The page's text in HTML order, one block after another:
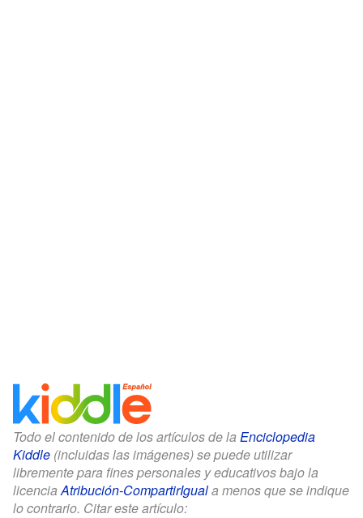
Todo el contenido de los artículos de la Enciclopedia
Kiddle (incluidas las imágenes) se puede utilizar
libremente para fines personales y educativos bajo la
licenciaAtribución-CompartirIguala menos que se indique
lo contrario. Citar este artículo: